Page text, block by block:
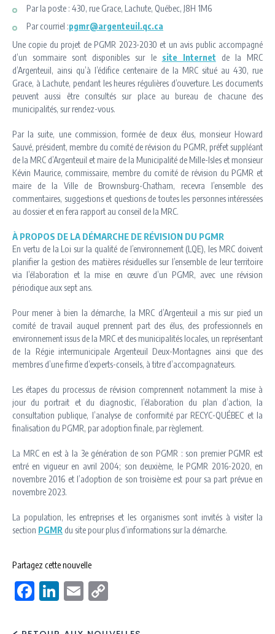
Par la poste : 430, rue Grace, Lachute, Québec, J8H 1M6
Par courriel :pgmr@argenteuil.qc.ca
Une copie du projet de PGMR 2023-2030 et un avis public accompagné
d’un sommaire sont disponibles sur le site Internet de la MRC
d’Argenteuil, ainsi qu’à l’édifice centenaire de la MRC situé au 430, rue
Grace, à Lachute, pendant les heures régulières d’ouverture. Les documents
peuvent aussi être consultés sur place au bureau de chacune des
municipalités, sur rendez-vous.
Par la suite, une commission, formée de deux élus, monsieur Howard
Sauvé, président, membre du comité de révision du PGMR, préfet suppléant
de la MRC d’Argenteuil et maire de la Municipalité de Mille-Isles et monsieur
Kévin Maurice, commissaire, membre du comité de révision du PGMR et
maire de la Ville de Brownsburg-Chatham, recevra l’ensemble des
commentaires, suggestions et questions de toutes les personnes intéressées
au dossier et en fera rapport au conseil de la MRC.
À PROPOS DE LA DÉMARCHE DE RÉVISION DU PGMR
En vertu de la Loi sur la qualité de l’environnement (LQE), les MRC doivent
planifier la gestion des matières résiduelles sur l’ensemble de leur territoire
via l’élaboration et la mise en œuvre d’un PGMR, avec une révision
périodique aux sept ans.
Pour mener à bien la démarche, la MRC d’Argenteuil a mis sur pied un
comité de travail auquel prennent part des élus, des professionnels en
environnement issus de la MRC et des municipalités locales, un représentant
de la Régie intermunicipale Argenteuil Deux-Montagnes ainsi que des
membres d’une firme d’experts-conseils, à titre d’accompagnateurs.
Les étapes du processus de révision comprennent notamment la mise à
jour du portrait et du diagnostic, l’élaboration du plan d’action, la
consultation publique, l’analyse de conformité par RECYC-QUÉBEC et la
finalisation du PGMR, par adoption finale, par règlement.
La MRC en est à la 3e génération de son PGMR : son premier PGMR est
entré en vigueur en avril 2004; son deuxième, le PGMR 2016-2020, en
novembre 2016 et l’adoption de son troisième est pour sa part prévue en
novembre 2023.
La population, les entreprises et les organismes sont invités à visiter la
section PGMR du site pour plus d’informations sur la démarche.
Partagez cette nouvelle
Facebook
LinkedIn
Email